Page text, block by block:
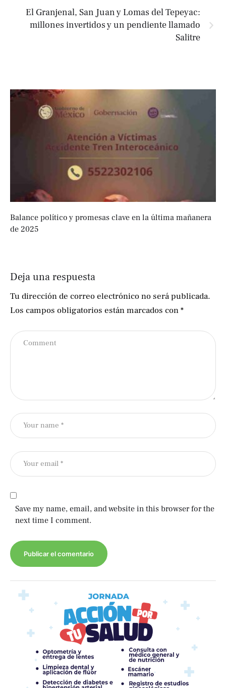
El Granjenal, San Juan y Lomas del Tepeyac:
millones invertidos y un pendiente llamado
Salitre
Balance político y promesas clave en la última mañanera
de 2025
Deja una respuesta
Tu dirección de correo electrónico no será publicada.
Los campos obligatorios están marcados con*
Save my name, email, and website in this browser for the
next time I comment.